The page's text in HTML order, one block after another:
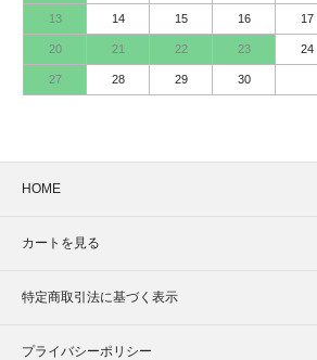
13 14 15 16 17
20 21 22 23 24
27 28 29 30
HOME
カートを見る
特定商取引法に基づく表示
プライバシーポリシー